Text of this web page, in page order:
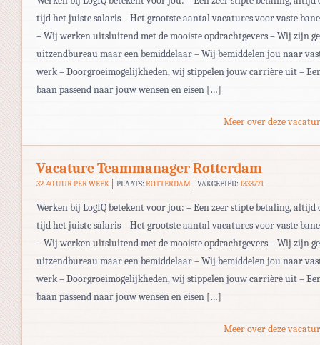
tijd het juiste salaris – Het grootste aantal vacatures voor vaste
– Wij werken uitsluitend met de mooiste opdrachtgevers – Wij zijn
uitzendbureau maar een bemiddelaar – Wij bemiddelen jou naar
werk – Doorgroeimogelijkheden, wij stippelen jouw carrière uit –
baan passend naar jouw wensen en eisen […]
Meer over deze
Vacature Teammanager Rotterdam
32-40 UUR PER WEEK PLAATS: ROTTERDAM VAKGEBIED:1333771
Werken bij LogIQ betekent voor jou: – Een zeer stipte betaling, altijd
tijd het juiste salaris – Het grootste aantal vacatures voor vaste
– Wij werken uitsluitend met de mooiste opdrachtgevers – Wij zijn
uitzendbureau maar een bemiddelaar – Wij bemiddelen jou naar
werk – Doorgroeimogelijkheden, wij stippelen jouw carrière uit –
baan passend naar jouw wensen en eisen […]
Meer over deze